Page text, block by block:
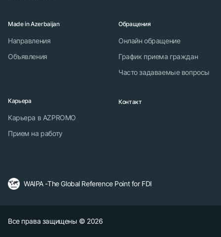
Made in Azerbaijan
Направления
Объявления
Обращения
Онлайн обращение
График приема граждан
Часто задаваемые вопросы
Карьера
Карьера в AZPROMO
Прием на работу
Контакт
WAIPA -The Global Reference Point for FDI
Все права защищены © 2026